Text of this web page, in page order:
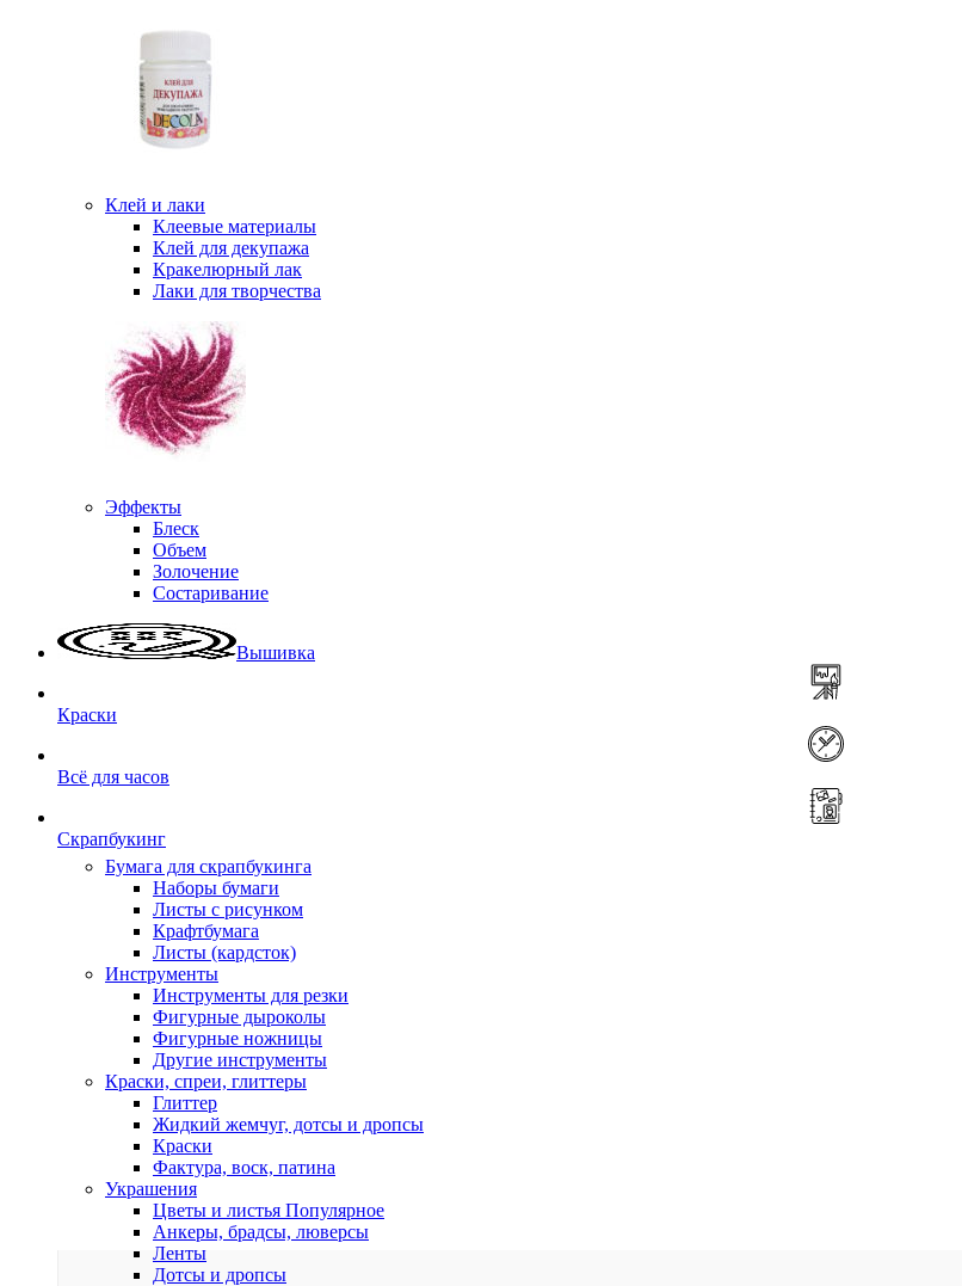
Клей и лаки
Клеевые материалы
Клей для декупажа
Кракелюрный лак
Лаки для творчества
Эффекты
Блеск
Объем
Золочение
Состаривание
Вышивка
Краски
Всё для часов
Скрапбукинг
Бумага для скрапбукинга
Наборы бумаги
Листы с рисунком
Крафтбумага
Листы (кардсток)
Инструменты
Инструменты для резки
Фигурные дыроколы
Фигурные ножницы
Другие инструменты
Краски, спреи, глиттеры
Глиттер
Жидкий жемчуг, дотсы и дропсы
Краски
Фактура, воск, патина
Украшения
Цветы и листья Популярное
Анкеры, брадсы, люверсы
Ленты
Дотсы и дропсы